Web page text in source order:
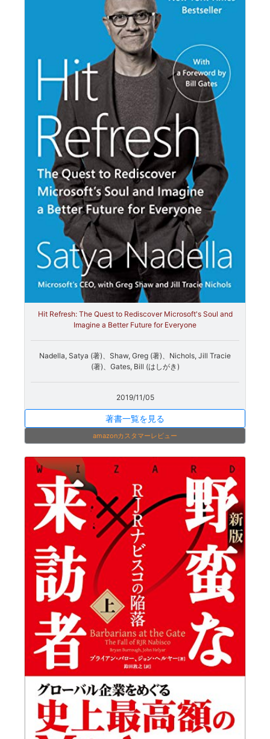
Hit Refresh: The Quest to Rediscover Microsoft's Soul and
Imagine a Better Future for Everyone
Nadella, Satya (著)、Shaw, Greg (著)、Nichols, Jill Tracie
(著)、Gates, Bill (はしがき)
2019/11/05
著書一覧を見る
amazonカスタマーレビュー